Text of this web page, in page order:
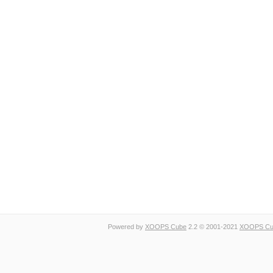
Powered by XOOPS Cube 2.2 © 2001-2021 XOOPS